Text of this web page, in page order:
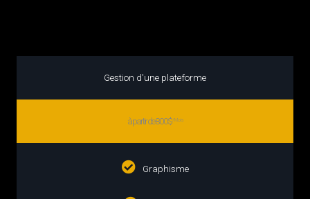
Gestion d'une plateforme
à partir de 800$/Mois
Graphisme